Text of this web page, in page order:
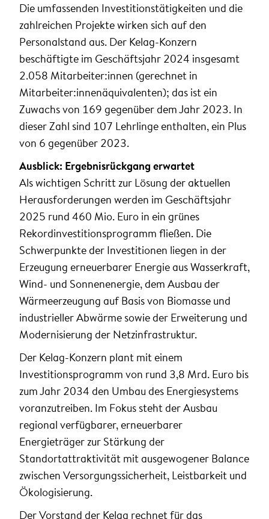
Die umfassenden Investitionstätigkeiten und die
zahlreichen Projekte wirken sich auf den
Personalstand aus. Der Kelag-Konzern
beschäftigte im Geschäftsjahr 2024 insgesamt
2.058 Mitarbeiter:innen (gerechnet in
Mitarbeiter:innenäquivalenten); das ist ein
Zuwachs von 169 gegenüber dem Jahr 2023. In
dieser Zahl sind 107 Lehrlinge enthalten, ein Plus
von 6 gegenüber 2023.
Ausblick: Ergebnisrückgang erwartet
Als wichtigen Schritt zur Lösung der aktuellen
Herausforderungen werden im Geschäftsjahr
2025 rund 460 Mio. Euro in ein grünes
Rekordinvestitionsprogramm fließen. Die
Schwerpunkte der Investitionen liegen in der
Erzeugung erneuerbarer Energie aus Wasserkraft,
Wind- und Sonnenenergie, dem Ausbau der
Wärmeerzeugung auf Basis von Biomasse und
industrieller Abwärme sowie der Erweiterung und
Modernisierung der Netzinfrastruktur.
Der Kelag-Konzern plant mit einem
Investitionsprogramm von rund 3,8 Mrd. Euro bis
zum Jahr 2034 den Umbau des Energiesystems
voranzutreiben. Im Fokus steht der Ausbau
regional verfügbarer, erneuerbarer
Energieträger zur Stärkung der
Standortattraktivität mit ausgewogener Balance
zwischen Versorgungssicherheit, Leistbarkeit und
Ökologisierung.
Der Vorstand der Kelag rechnet für das